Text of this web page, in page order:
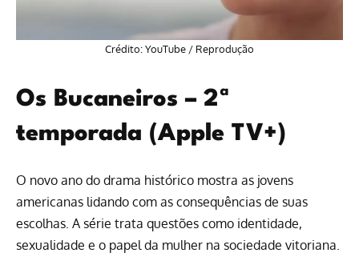
Crédito: YouTube / Reprodução
Os Bucaneiros – 2ª
temporada (Apple TV+)
O novo ano do drama histórico mostra as jovens
americanas lidando com as consequências de suas
escolhas. A série trata questões como identidade,
sexualidade e o papel da mulher na sociedade vitoriana.